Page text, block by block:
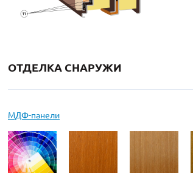
ОТДЕЛКА СНАРУЖИ
МДФ-панели